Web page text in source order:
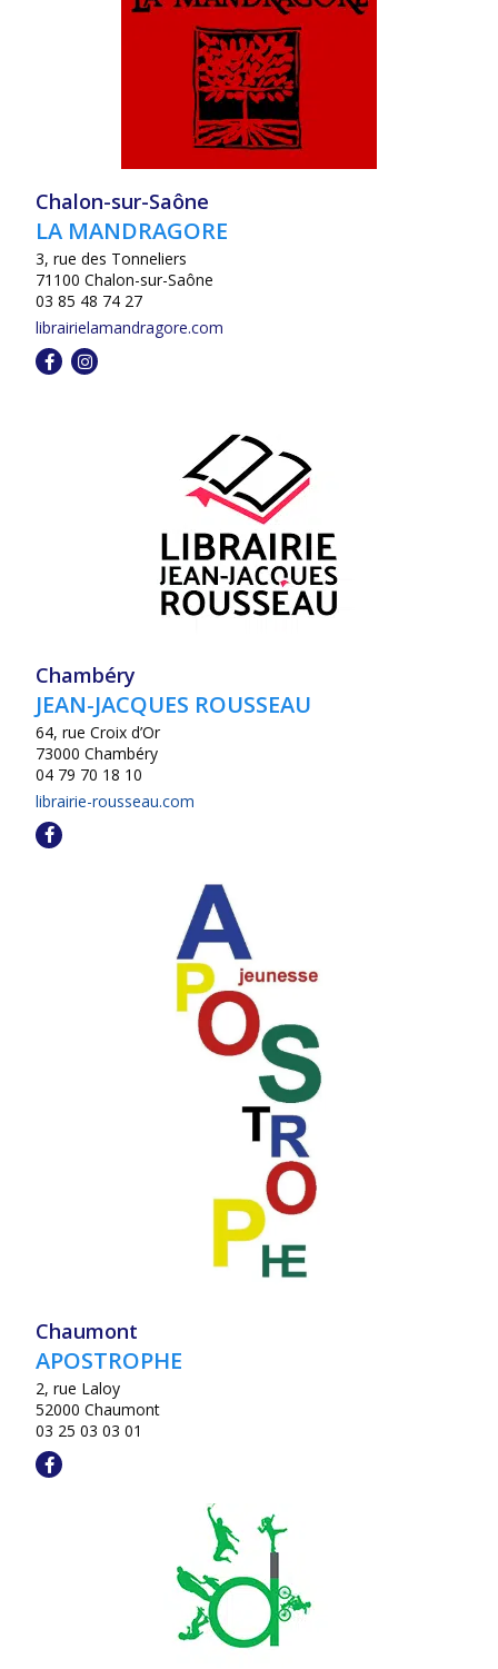
Chalon-sur-Saône
LA MANDRAGORE
3, rue des Tonneliers
71100 Chalon-sur-Saône
03 85 48 74 27
librairielamandragore.com
Chambéry
JEAN-JACQUES ROUSSEAU
64, rue Croix d’Or
73000 Chambéry
04 79 70 18 10
librairie-rousseau.com
Chaumont
APOSTROPHE
2, rue Laloy
52000 Chaumont
03 25 03 03 01